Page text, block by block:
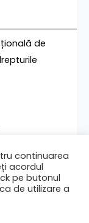
de
2024
continuarea
acordul
pe butonul
de utilizare a